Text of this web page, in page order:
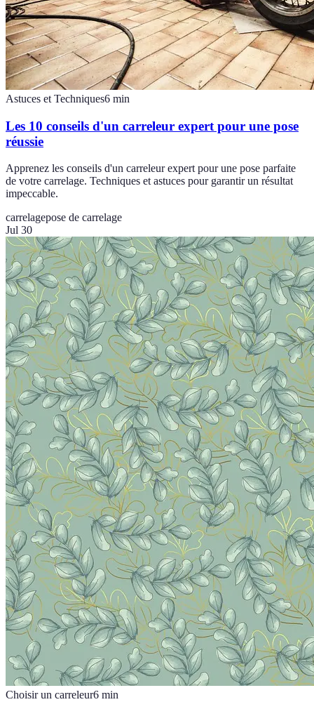
Astuces et Techniques6 min
Les 10 conseils d'un carreleur expert pour une pose
réussie
Apprenez les conseils d'un carreleur expert pour une pose parfaite
de votre carrelage. Techniques et astuces pour garantir un résultat
impeccable.
carrelagepose de carrelage
Jul 30
Choisir un carreleur6 min